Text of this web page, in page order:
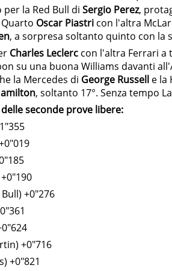
la Red Bull di Sergio Perez,
Oscar Piastricon l'altra
, a sorpresa soltanto quinto con la
Charles Leclerccon l'altra Ferrari a
su una buona Williams davanti
la Mercedes di George Russelle la
, soltanto 17°. Senza tempo
seconde prove libere:
+0"276
+0"716
+0"821